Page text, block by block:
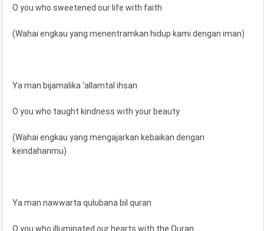
O you who sweetened our life with faith
(Wahai engkau yang menentramkan hidup kami dengan iman)
Ya man bijamalika ‘allamtal ihsan
O you who taught kindness with your beauty
(Wahai engkau yang mengajarkan kebaikan dengan
keindahanmu)
Ya man nawwarta qulubana bil quran
O you who illuminated our hearts with the Quran